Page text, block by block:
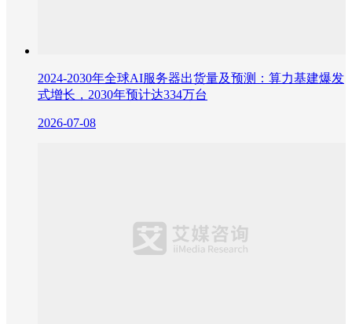
2024-2030年全球AI服务器出货量及预测：算力基建爆发
式增长，2030年预计达334万台
2026-07-08